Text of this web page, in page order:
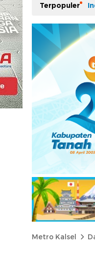
Terpopuler
Metro Kalsel